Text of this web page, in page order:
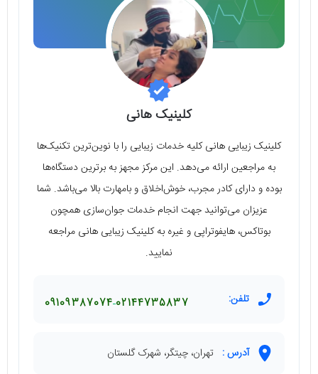
کلینیک هانی
کلینیک زیبایی هانی کلیه خدمات زیبایی را با نوین‌ترین تکنیک‌ها
به مراجعین ارائه می‌دهد. این مرکز مجهز به برترین دستگاه‌ها
بوده و دارای کادر مجرب، خوش‌اخلاق و بامهارت بالا می‌باشد. شما
عزیزان می‌توانید جهت انجام خدمات جوان‌سازی همچون
بوتاکس، هایفوتراپی و غیره به کلینیک زیبایی هانی مراجعه
نمایید.
تلفن: 02144735837
09109387074
آدرس : تهران، چیتگر، شهرک گلستان